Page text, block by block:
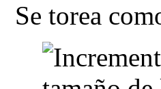
Se torea